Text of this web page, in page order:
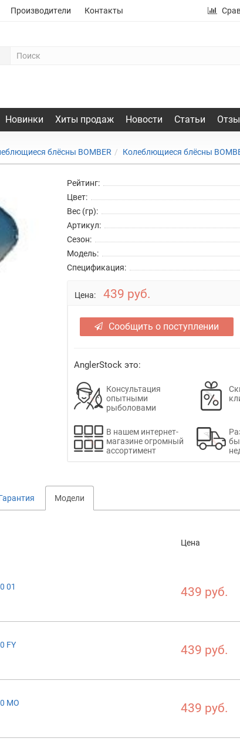
Производители Контакты
Новинки Хиты продаж Новости Статьи
блёсны BOMBER Колеблющиеся блёсны
Рейтинг:
Цвет:
Вес (гр):
Артикул:
Сезон:
Модель:
Спецификация:
Цена: 439 руб.
Сообщить о поступлении
AnglerStock это:
Консультация
опытными
рыболовами
В нашем интернет-
магазине огромный
ассортимент
Модели
Цена
01
439 руб.
FY
439 руб.
MO
439 руб.